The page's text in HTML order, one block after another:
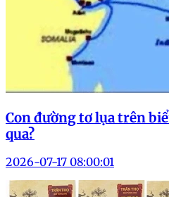
Con đường tơ lụa trên
qua?
2026-07-17 08:00:01